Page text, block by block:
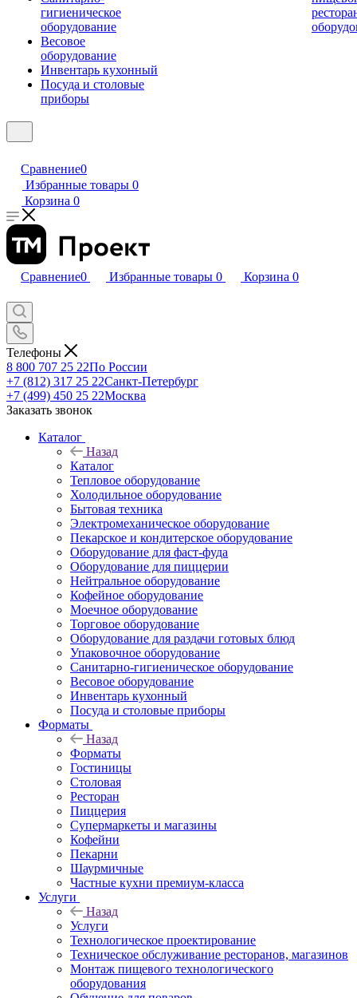
гигиеническое
оборудование
Весовое
оборудование
Инвентарь кухонный
Посуда и столовые
приборы
Сравнение0
Избранные товары 0
Корзина 0
Сравнение0 Избранные товары 0 Корзина 0
Телефоны
8 800 707 25 22По России
+7 (812) 317 25 22Санкт-Петербург
+7 (499) 450 25 22Москва
Заказать звонок
Каталог
Назад
Каталог
Тепловое оборудование
Холодильное оборудование
Бытовая техника
Электромеханическое оборудование
Пекарское и кондитерское оборудование
Оборудование для фаст-фуда
Оборудование для пиццерии
Нейтральное оборудование
Кофейное оборудование
Моечное оборудование
Торговое оборудование
Оборудование для раздачи готовых блюд
Упаковочное оборудование
Санитарно-гигиеническое оборудование
Весовое оборудование
Инвентарь кухонный
Посуда и столовые приборы
Форматы
Назад
Форматы
Гостиницы
Столовая
Ресторан
Пиццерия
Супермаркеты и магазины
Кофейни
Пекарни
Шаурмичные
Частные кухни премиум-класса
Услуги
Назад
Услуги
Технологическое проектирование
Техническое обслуживание ресторанов, магазинов
Монтаж пищевого технологического
оборудования